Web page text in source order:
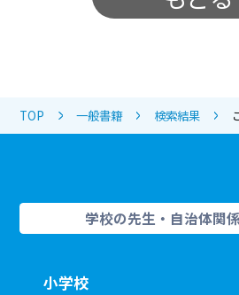
TOP 一般書籍 検索結果
学校の先生・自治体関
小学校